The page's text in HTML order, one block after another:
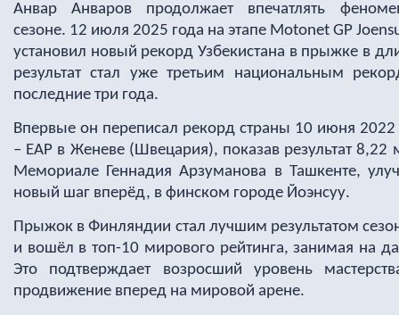
Анвар Анваров продолжает впечатлять
сезоне. 12 июля 2025 года на этапе Motonet GP
установил новый рекорд Узбекистана в прыжке в
результат стал уже третьим национальным
последние три года.
Впервые он переписал рекорд страны 10 июня 2022
– EAP в Женеве (Швецария), показав результат
Мемориале Геннадия Арзуманова в Ташкенте,
новый шаг вперёд, в финском городе Йоэнсуу.
Прыжок в Финляндии стал лучшим результатом
и вошёл в топ-10 мирового рейтинга, занимая на
Это подтверждает возросший уровень
продвижение вперед на мировой арене.